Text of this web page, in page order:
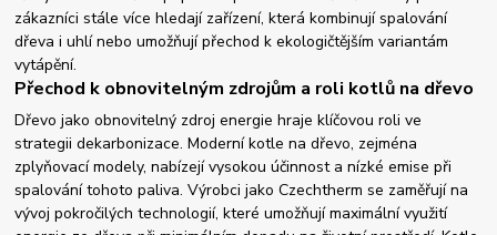
zákazníci stále více hledají zařízení, která kombinují spalování
dřeva i uhlí nebo umožňují přechod k ekologičtějším variantám
vytápění.
Přechod k obnovitelným zdrojům a roli kotlů na dřevo
Dřevo jako obnovitelný zdroj energie hraje klíčovou roli ve
strategii dekarbonizace. Moderní kotle na dřevo, zejména
zplyňovací modely, nabízejí vysokou účinnost a nízké emise při
spalování tohoto paliva. Výrobci jako Czechtherm se zaměřují na
vývoj pokročilých technologií, které umožňují maximální využití